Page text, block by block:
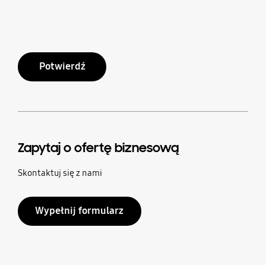
Potwierdź
Zapytaj o ofertę biznesową
Skontaktuj się z nami
Wypełnij formularz